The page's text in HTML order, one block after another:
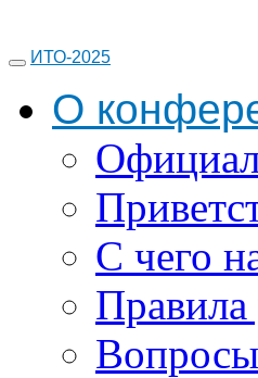
ИТО-2025
О
С чего
Правила
Вопросы